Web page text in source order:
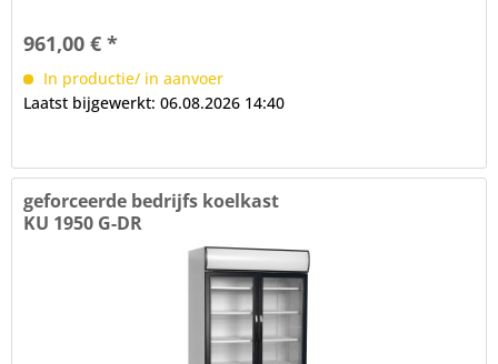
961,00 € *
In productie/ in aanvoer
Laatst bijgewerkt: 06.08.2026 14:40
geforceerde bedrijfs koelkast
KU 1950 G-DR